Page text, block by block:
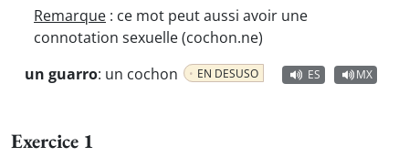
Remarque : ce mot peut aussi avoir une
connotation sexuelle (cochon.ne)
un guarro: un cochon EN DESUSO ES MX
Exercice 1